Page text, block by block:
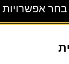
בחר אפשרויות